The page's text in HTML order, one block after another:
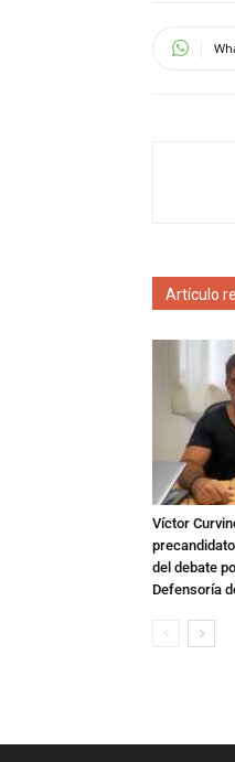
Artículo
Víctor
del debate
Defensoría